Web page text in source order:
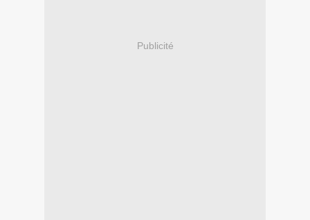
Publicité